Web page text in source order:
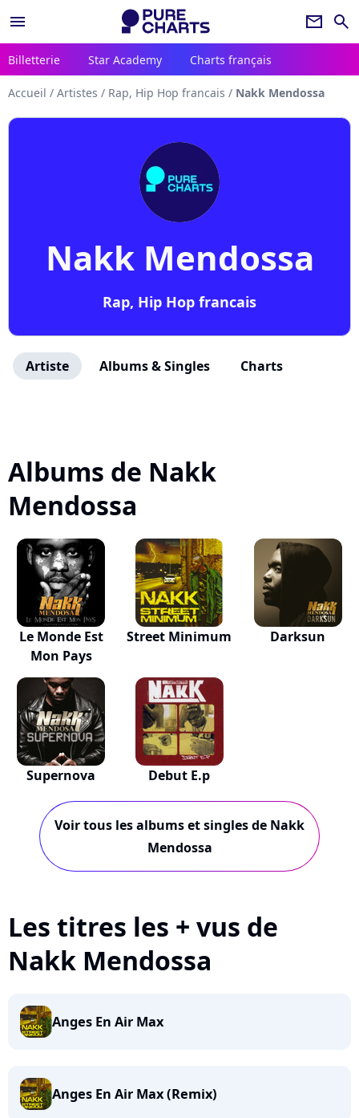
menu newsletter search
Billetterie Star Academy Charts français
Accueil / Artistes / Rap, Hip Hop francais / Nakk Mendossa
Nakk Mendossa
Rap, Hip Hop francais
Artiste Albums & Singles Charts
Albums de Nakk
Mendossa
Le Monde Est
Mon Pays
Street Minimum Darksun
Supernova Debut E.p
Voir tous les albums et singles de Nakk
Mendossa
Les titres les + vus de
Nakk Mendossa
Anges En Air Max
Anges En Air Max (Remix)